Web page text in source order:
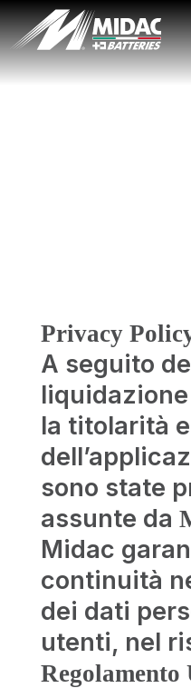
Privacy
A seguito
la titolarità
sono state
assunte da
Midac
continuità
dei dati
utenti, nel
Regolamento